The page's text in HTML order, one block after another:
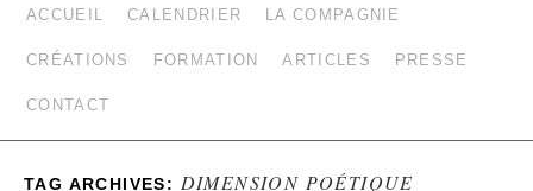
ACCUEIL CALENDRIER LA COMPAGNIE
CRÉATIONS FORMATION ARTICLES PRESSE
CONTACT
TAG ARCHIVES: DIMENSION POÉTIQUE